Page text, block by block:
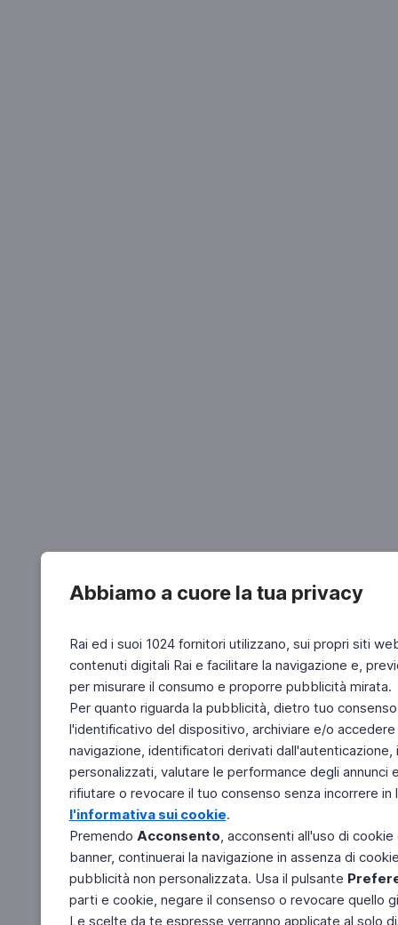
Abbiamo a cuore la tua privacy
Rai ed i suoi 1024 fornitori utilizzano, sui propri siti
contenuti digitali Rai e facilitare la navigazione e,
per misurare il consumo e proporre pubblicità mirata.
Per quanto riguarda la pubblicità, dietro tuo
l'identificativo del dispositivo, archiviare e/o
navigazione, identificatori derivati
personalizzati, valutare le performance degli
rifiutare o revocare il tuo consenso senza incorrere
l'informativa sui cookie.
Premendo Acconsento, acconsenti all'uso di
banner, continuerai la navigazione in assenza di
pubblicità non personalizzata. Usa il pulsante
parti e cookie, negare il consenso o revocare quello
Le scelte da te espresse verranno applicate al solo